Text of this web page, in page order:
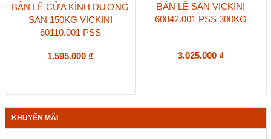
BẢN LỀ CỬA KÍNH DƯƠNG
SÀN 150KG VICKINI
60110.001 PSS
1.595.000 ₫
BẢN LỀ SÀN VICKINI
60842.001 PSS 300KG
3.025.000 ₫
KHUYẾN MÃI